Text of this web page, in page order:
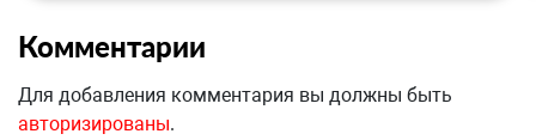
Комментарии
Для добавления комментария вы должны быть
авторизированы.